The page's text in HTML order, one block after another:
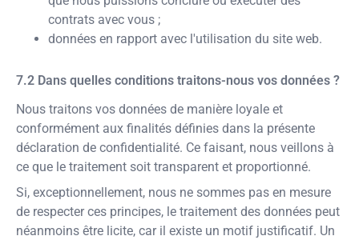
contrats avec vous ;
données en rapport avec l'utilisation du site web.
Dans quelles conditions traitons-nous vos données ?
Nous traitons vos données de manière loyale et
conformément aux finalités définies dans la présente
déclaration de confidentialité. Ce faisant, nous veillons à
ce que le traitement soit transparent et proportionné.
Si, exceptionnellement, nous ne sommes pas en mesure
de respecter ces principes, le traitement des données peut
néanmoins être licite, car il existe un motif justificatif. Un